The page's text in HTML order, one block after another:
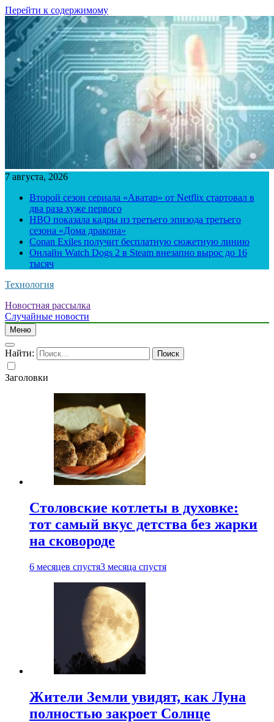
Перейти к содержимому
7 августа, 2026
Второй сезон сериала «Аватар» от Netflix стартовал в
два раза хуже первого
HBO показала кадры из третьего эпизода третьего
сезона «Дома дракона»
Conan Exiles получит бесплатную сюжетную линию
Онлайн Watch Dogs 2 в Steam внезапно вырос до 16
тысяч
Технология
Новостная рассылка
Случайные новости
Меню
Найти:
Заголовки
Столовские котлеты в духовке:
тот самый вкус детства без жарки
на сковороде
6 месяцев спустя3 месяца спустя
Жители Земли увидят, как Луна
полностью закроет Солнце